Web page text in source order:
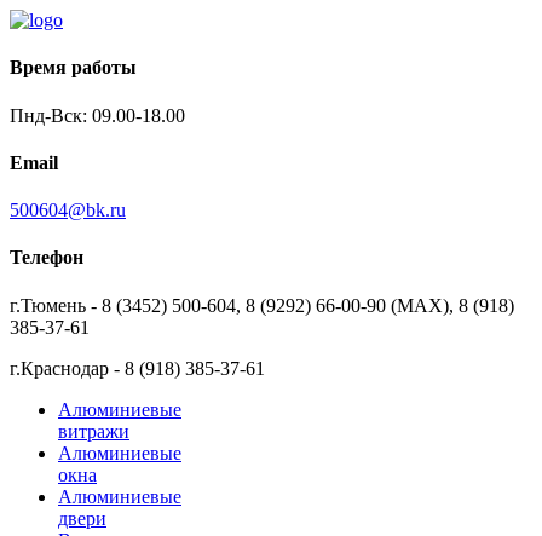
Время работы
Пнд-Вск: 09.00-18.00
Email
500604@bk.ru
Телефон
г.Тюмень - 8 (3452) 500-604, 8 (9292) 66-00-90 (MAX), 8 (918)
385-37-61
г.Краснодар - 8 (918) 385-37-61
Алюминиевые
витражи
Алюминиевые
окна
Алюминиевые
двери